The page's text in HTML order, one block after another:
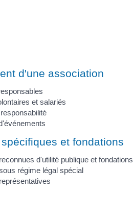
d'une association
et salariés
et fondations
d'utilité publique et fondations
régime légal spécial